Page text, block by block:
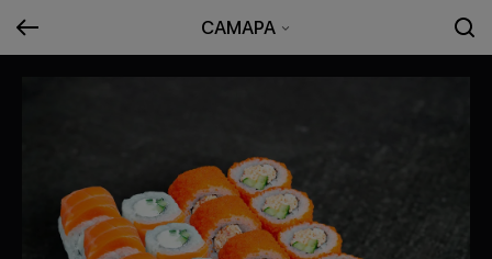
САМАРА